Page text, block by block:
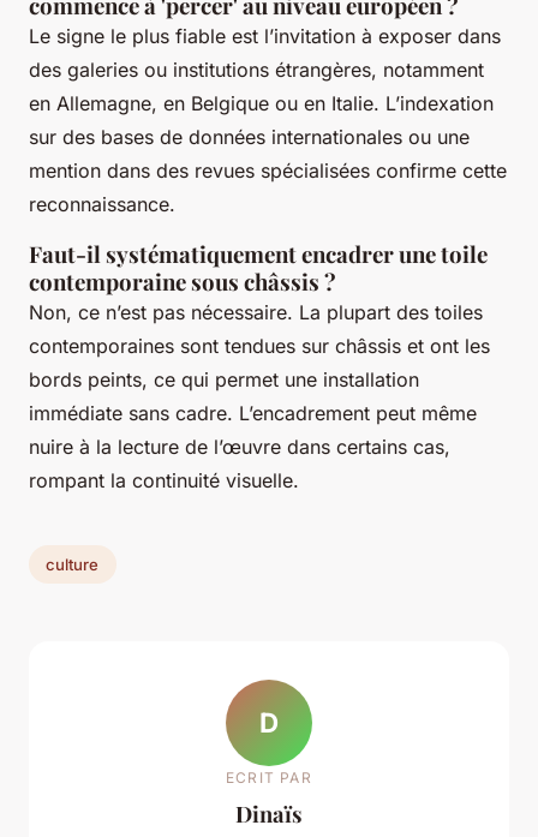
Le signe le plus fiable est l’invitation à exposer dans
des galeries ou institutions étrangères, notamment
en Allemagne, en Belgique ou en Italie. L’indexation
sur des bases de données internationales ou une
mention dans des revues spécialisées confirme cette
reconnaissance.
Faut-il systématiquement encadrer une toile
contemporaine sous châssis ?
Non, ce n’est pas nécessaire. La plupart des toiles
contemporaines sont tendues sur châssis et ont les
bords peints, ce qui permet une installation
immédiate sans cadre. L’encadrement peut même
nuire à la lecture de l’œuvre dans certains cas,
rompant la continuité visuelle.
culture
D
ECRIT PAR
Dinaïs